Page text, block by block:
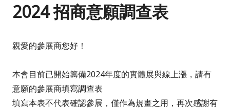
2024 招商意願調查表
親愛的參展商您好！
本會目前已開始籌備2024年度的實體展與線上漲， 請有
意願的參展商填寫調查表
填寫本表不代表確認參展，僅作為規畫之用，再次感謝有